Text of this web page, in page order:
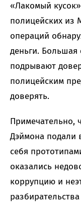
«Лакомый
полицейских из
операций
деньги.
подрывают
полицейским
доверять.
Примечательно,
Дэймона подали
себя
оказались
коррупцию и